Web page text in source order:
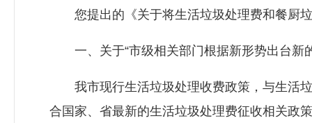
您提出的《关于将生活垃圾处理费和餐厨垃
一、关于“市级相关部门根据新形势出台新
我市现行生活垃圾处理收费政策，与生活垃
合国家、省最新的生活垃圾处理费征收相关政